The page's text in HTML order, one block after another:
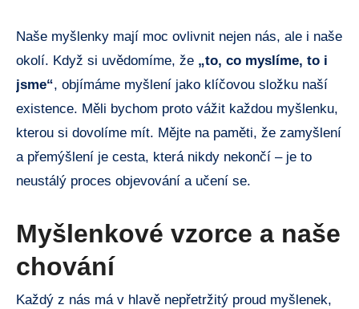
Naše myšlenky mají moc ovlivnit nejen nás, ale i naše
okolí. Když si uvědomíme, že „to, co myslíme, to i
jsme“, objímáme myšlení jako klíčovou složku naší
existence. Měli bychom proto vážit každou myšlenku,
kterou si dovolíme mít. Mějte na paměti, že zamyšlení
a přemýšlení je cesta, která nikdy nekončí – je to
neustálý proces objevování a učení se.
Myšlenkové vzorce a naše
chování
Každý z nás má v hlavě nepřetržitý proud myšlenek,